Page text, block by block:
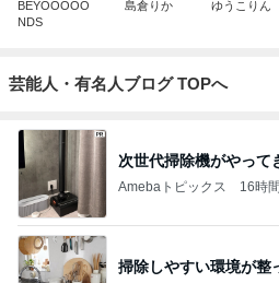
BEYOOOOO
NDS
島倉りか ゆうこりん
芸能人・有名人ブログ TOPへ
次世代掃除機がやって
Amebaトピックス 16時
掃除しやすい環境が整